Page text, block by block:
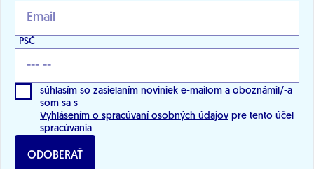
PSČ
súhlasím so zasielaním noviniek e-mailom a oboznámil/-a
som sa s
Vyhlásením o spracúvaní osobných údajov pre tento účel
spracúvania
ODOBERAŤ